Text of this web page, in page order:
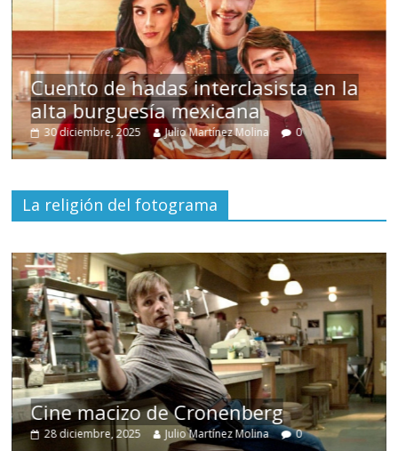
Cuento de hadas interclasista en la
alta burguesía mexicana
30 diciembre, 2025 Julio Martínez Molina 0
La religión del fotograma
Cine macizo de Cronenberg
28 diciembre, 2025 Julio Martínez Molina 0